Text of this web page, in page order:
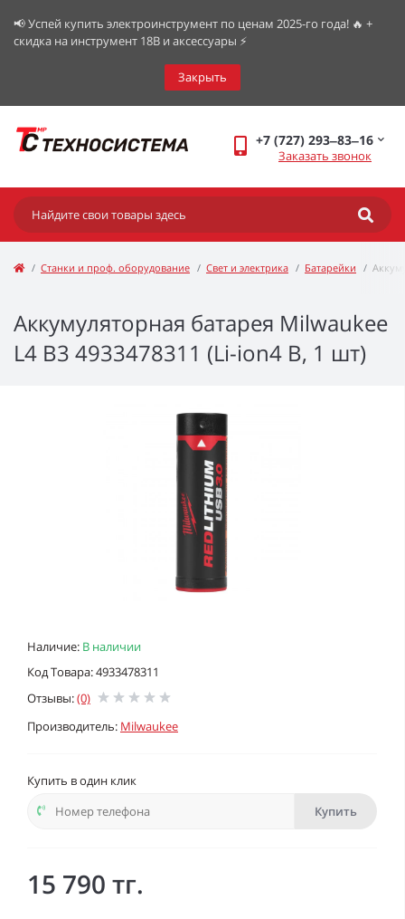
📢 Успей купить электроинструмент по ценам 2025-го года! 🔥 +
скидка на инструмент 18В и аксессуары ⚡️
Закрыть
+7 (727) 293‒83‒16
Заказать звонок
Станки и проф. оборудование Свет и электрика Батарейки
Аккумуляторная батарея Milwaukee
L4 B3 4933478311 (Li-ion4 В, 1 шт)
Наличие: В наличии
Код Товара: 4933478311
Отзывы:(0)
Производитель: Milwaukee
Купить в один клик
Купить
15 790 тг.